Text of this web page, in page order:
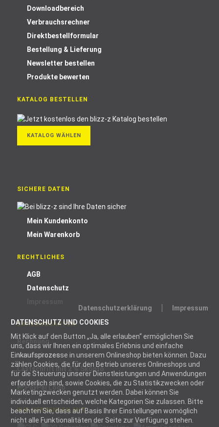
Datenschutzerklärung
Impressum
DATENSCHUTZ UND COOKIES
Mit Klick auf den Button „Ja, alle erlauben“ ermöglichen Sie
uns, dass wir Ihnen ein optimales Erlebnis und einfache
Einkaufsprozesse in unserem Onlineshop bieten können. Dazu
zählen Cookies, die für den Betrieb unseres Onlineshops und
für die Steuerung unserer Dienstleistungen und Anwendungen
erforderlich sind, sowie Cookies, die zu Statistikzwecken oder
Marketingzwecken genutzt werden. Dabei können Sie
individuell entscheiden, welche Kategorien Sie zulassen. Bitte
beachten Sie, dass auf Basis Ihrer Einstellungen womöglich
nicht alle Funktionalitäten der Seite zur Verfügung stehen.
Downloadbereich
Verbrauchsrechner
Direktbestellformular
Bestellung & Lieferung
Newsletter bestellen
Produkte bewerten
KATALOG BESTELLEN
KATALOG WÄHLEN
SICHERE DATEN
Mein Kundenkonto
Mein Warenkorb
RECHTLICHES
AGB
Datenschutz
ZAHLUNGSARTEN
Rechnung
Vorauskasse
Lastschrift mit 2 % Skonto
WIR VERSENDEN MIT